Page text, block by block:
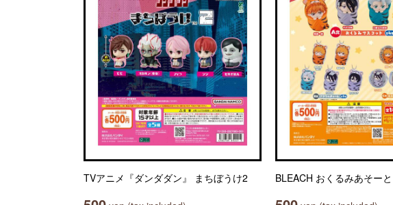
TVアニメ『ダンダダン』 まちぼうけ2 BLEACH おくるみあそーと